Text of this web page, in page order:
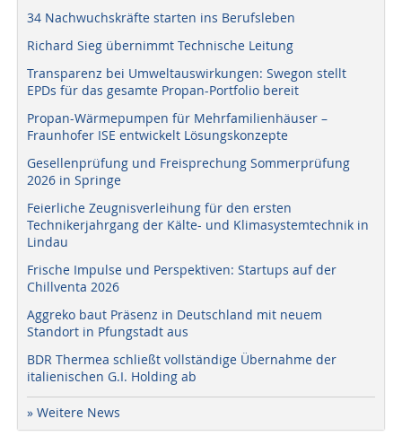
34 Nachwuchskräfte starten ins Berufsleben
Richard Sieg übernimmt Technische Leitung
Transparenz bei Umweltauswirkungen: Swegon stellt
EPDs für das gesamte Propan-Portfolio bereit
Propan-Wärmepumpen für Mehrfamilienhäuser –
Fraunhofer ISE entwickelt Lösungskonzepte
Gesellenprüfung und Freisprechung Sommerprüfung
2026 in Springe
Feierliche Zeugnisverleihung für den ersten
Technikerjahrgang der Kälte- und Klimasystemtechnik in
Lindau
Frische Impulse und Perspektiven: Startups auf der
Chillventa 2026
Aggreko baut Präsenz in Deutschland mit neuem
Standort in Pfungstadt aus
BDR Thermea schließt vollständige Übernahme der
italienischen G.I. Holding ab
» Weitere News